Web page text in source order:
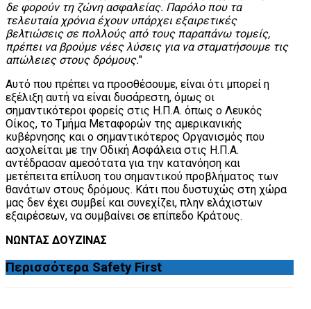
δε φορούν τη ζώνη ασφαλείας. Παρόλο που τα
τελευταία χρόνια έχουν υπάρχει εξαιρετικές
βελτιώσεις σε πολλούς από τους παραπάνω τομείς,
πρέπει να βρούμε νέες λύσεις για να σταματήσουμε τις
απώλειες στους δρόμους."
Αυτό που πρέπει να προσθέσουμε, είναι ότι μπορεί η
εξέλιξη αυτή να είναι δυσάρεστη, όμως οι
σημαντικότεροι φορείς στις Η.Π.Α. όπως ο Λευκός
Οίκος, το Τμήμα Μεταφορών της αμερικανικής
κυβέρνησης και ο σημαντικότερος Οργανισμός που
ασχολείται με την Οδική Ασφάλεια στις Η.Π.Α.
αντέδρασαν αμεσότατα για την κατανόηση και
μετέπειτα επίλυση του σημαντικού προβλήματος των
θανάτων στους δρόμους. Κάτι που δυστυχώς στη χώρα
μας δεν έχει συμβεί και συνεχίζει, πλην ελάχιστων
εξαιρέσεων, να συμβαίνει σε επίπεδο Κράτους.
ΝΩΝΤΑΣ ΔΟΥΖΙΝΑΣ
Περισσότερα Safety First